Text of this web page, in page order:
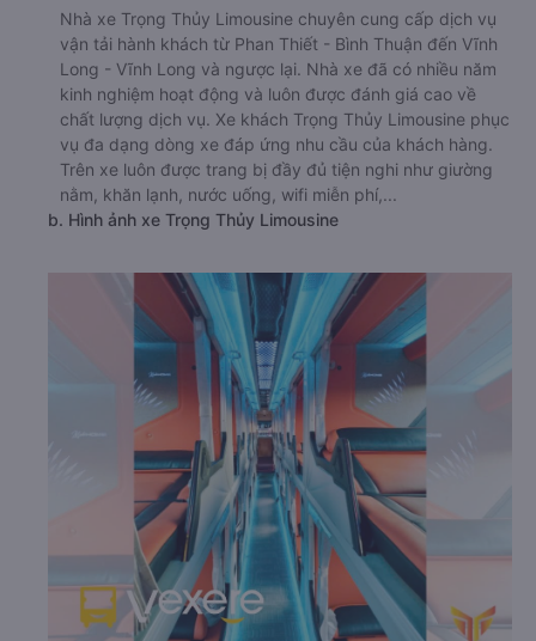
Nhà xe Trọng Thủy Limousine chuyên cung cấp dịch vụ
vận tải hành khách từ Phan Thiết - Bình Thuận đến Vĩnh
Long - Vĩnh Long và ngược lại. Nhà xe đã có nhiều năm
kinh nghiệm hoạt động và luôn được đánh giá cao về
chất lượng dịch vụ. Xe khách Trọng Thủy Limousine phục
vụ đa dạng dòng xe đáp ứng nhu cầu của khách hàng.
Trên xe luôn được trang bị đầy đủ tiện nghi như giường
nằm, khăn lạnh, nước uống, wifi miễn phí,...
b. Hình ảnh xe Trọng Thủy Limousine